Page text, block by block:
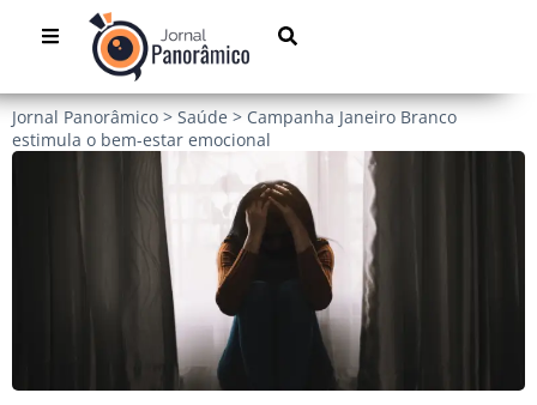
Jornal Panorâmico > Saúde > Campanha Janeiro Branco
estimula o bem-estar emocional